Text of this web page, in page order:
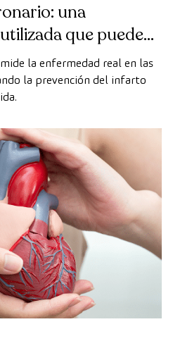
una
que puede
de prevenir el
la enfermedad real en las
la prevención del infarto